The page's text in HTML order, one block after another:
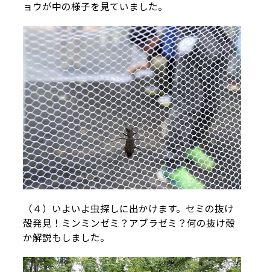
ョウが中の様子を見ていました。
（４）いよいよ虫探しに出かけます。セミの抜け
殻発見！ミンミンゼミ？アブラゼミ？何の抜け殻
か解説もしました。